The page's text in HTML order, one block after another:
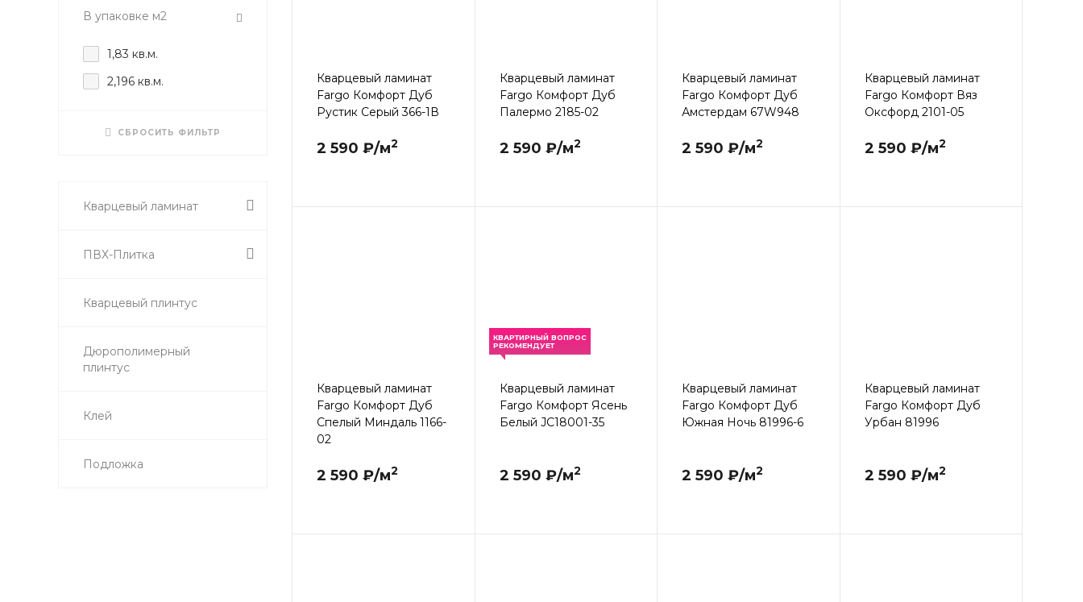
В упаковке м2
1,83 кв.м.
2,196 кв.м.
СБРОСИТЬ ФИЛЬТР
Кварцевый ламинат
ПВХ-Плитка
Кварцевый плинтус
Дюрополимерный
плинтус
Клей
Подложка
Кварцевый ламинат
Fargo Комфорт Дуб
Рустик Серый 366-1В
2 590 ₽/м2
Кварцевый ламинат
Fargo Комфорт Дуб
Палермо 2185-02
2 590 ₽/м2
Кварцевый ламинат
Fargo Комфорт Дуб
Амстердам 67W948
2 590 ₽/м2
Кварцевый ламинат
Fargo Комфорт Вяз
Оксфорд 2101-05
2 590 ₽/м2
Кварцевый ламинат
Fargo Комфорт Дуб
Спелый Миндаль 1166-
02
2 590 ₽/м2
КВАРТИРНЫЙ ВОПРОС
РЕКОМЕНДУЕТ
Кварцевый ламинат
Fargo Комфорт Ясень
Белый JC18001-35
2 590 ₽/м2
Кварцевый ламинат
Fargo Комфорт Дуб
Южная Ночь 81996-6
2 590 ₽/м2
Кварцевый ламинат
Fargo Комфорт Дуб
Урбан 81996
2 590 ₽/м2